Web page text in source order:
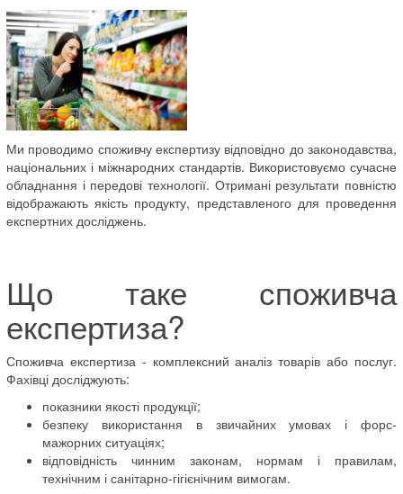
Ми проводимо споживчу експертизу відповідно до законодавства,
національних і міжнародних стандартів. Використовуємо сучасне
обладнання і передові технології. Отримані результати повністю
відображають якість продукту, представленого для проведення
експертних досліджень.
Що таке споживча
експертиза?
Споживча експертиза - комплексний аналіз товарів або послуг.
Фахівці досліджують:
показники якості продукції;
безпеку використання в звичайних умовах і форс-
мажорних ситуаціях;
відповідність чинним законам, нормам і правилам,
технічним і санітарно-гігієнічним вимогам.